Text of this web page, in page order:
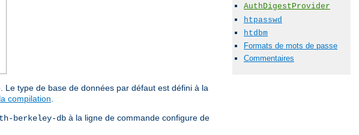
AuthDigestProvider
htpasswd
htdbm
Formats de mots de passe
Commentaires
type de base de données par défaut est défini à la
compilation
berkeley-db à la ligne de commande configure de